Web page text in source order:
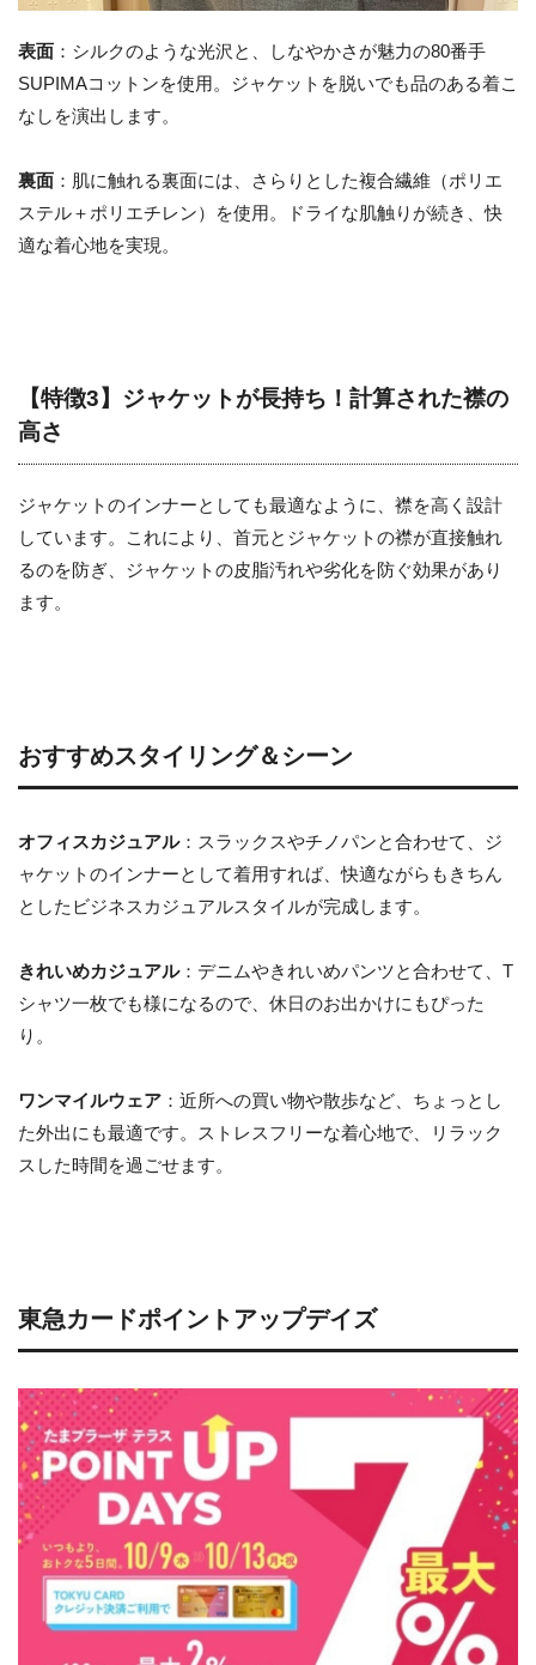
表面 ：シルクのような光沢と、しなやかさが魅力の80番手
SUPIMAコットンを使用。ジャケットを脱いでも品のある着こ
なしを演出します。
裏面 ：肌に触れる裏面には、さらりとした複合繊維（ポリエ
ステル＋ポリエチレン）を使用。ドライな肌触りが続き、快
適な着心地を実現。
【特徴3】ジャケットが長持ち！計算された襟の
高さ
ジャケットのインナーとしても最適なように、襟を高く設計
しています。これにより、首元とジャケットの襟が直接触れ
るのを防ぎ、ジャケットの皮脂汚れや劣化を防ぐ効果があり
ます。
おすすめスタイリング＆シーン
オフィスカジュアル：スラックスやチノパンと合わせて、ジ
ャケットのインナーとして着用すれば、快適ながらもきちん
としたビジネスカジュアルスタイルが完成します。
きれいめカジュアル：デニムやきれいめパンツと合わせて、T
シャツ一枚でも様になるので、休日のお出かけにもぴった
り。
ワンマイルウェア ：近所への買い物や散歩など、ちょっとし
た外出にも最適です。ストレスフリーな着心地で、リラック
スした時間を過ごせます。
東急カードポイントアップデイズ